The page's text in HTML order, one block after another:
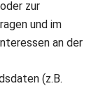
zur
und im
an der
(z.B.